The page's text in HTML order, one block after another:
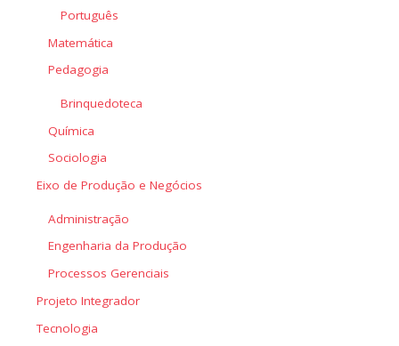
Português
Matemática
Pedagogia
Brinquedoteca
Química
Sociologia
Eixo de Produção e Negócios
Administração
Engenharia da Produção
Processos Gerenciais
Projeto Integrador
Tecnologia